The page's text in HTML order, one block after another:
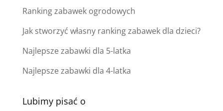
Ranking zabawek ogrodowych
Jak stworzyć własny ranking zabawek dla dzieci?
Najlepsze zabawki dla 5-latka
Najlepsze zabawki dla 4-latka
Lubimy pisać o